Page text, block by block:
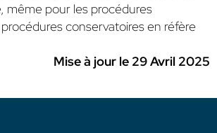
même pour les procédures
conservatoires en réfère
Mise à jour le 29 Avril 2025